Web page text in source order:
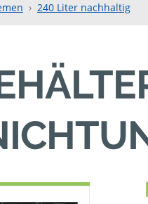
240 Liter nachhaltig